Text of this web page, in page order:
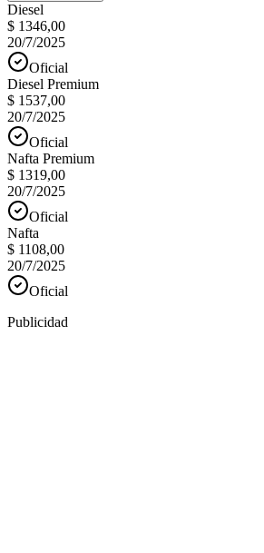
Diesel
$ 1346,00
20/7/2025
Oficial
Diesel Premium
$ 1537,00
20/7/2025
Oficial
Nafta Premium
$ 1319,00
20/7/2025
Oficial
Nafta
$ 1108,00
20/7/2025
Oficial
Publicidad